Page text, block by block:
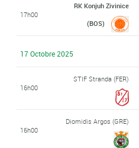
17h00
RK Konjuh Zivinice
(BOS)
17 Octobre 2025
16h00
STIF Stranda (FER)
16h00
Diomidis Argos (GRE)